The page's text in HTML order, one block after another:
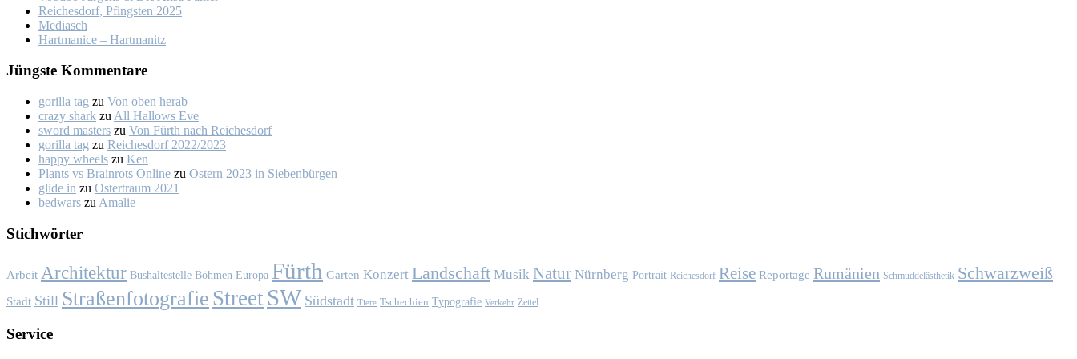
Rei­ches­dorf, Pfings­ten 2025
Me­dia­sch
Hart­ma­nice – Hart­ma­nitz
Jüngs­te Kom­men­ta­re
gorilla tag zu Von oben her­ab
crazy shark zu All Hal­lows Eve
sword masters zu Von Fürth nach Rei­ches­dorf
gorilla tag zu Rei­ches­dorf 2022/2023
happy wheels zu Ken
Plants vs Brainrots Online zu Os­tern 2023 in Sie­ben­bür­gen
glide in zu Os­ter­traum 2021
bedwars zu Ama­lie
Stich­wör­ter
Arbeit Architektur Bushaltestelle Böhmen Europa Fürth Garten Konzert Landschaft Musik Natur Nürnberg Portrait Reichesdorf Reise Reportage Rumänien Schmuddelästhetik Schwarzweiß
Stadt Still Straßenfotografie Street SW Südstadt Tiere Tschechien Typografie Verkehr Zettel
Ser­vice